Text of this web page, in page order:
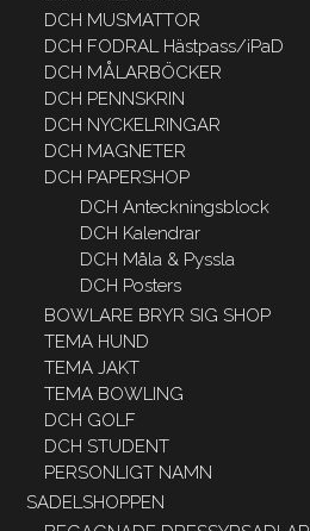
DCH MUSMATTOR
DCH FODRAL Hästpass/iPaD
DCH MÅLARBÖCKER
DCH PENNSKRIN
DCH NYCKELRINGAR
DCH MAGNETER
DCH PAPERSHOP
DCH Anteckningsblock
DCH Kalendrar
DCH Måla & Pyssla
DCH Posters
BOWLARE BRYR SIG SHOP
TEMA HUND
TEMA JAKT
TEMA BOWLING
DCH GOLF
DCH STUDENT
PERSONLIGT NAMN
SADELSHOPPEN